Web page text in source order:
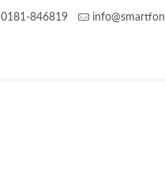
0181-846819